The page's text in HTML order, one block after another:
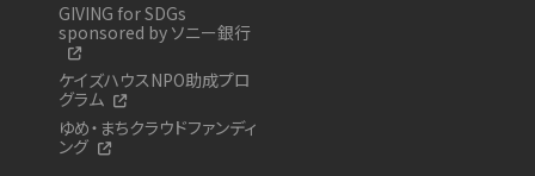
GIVING for SDGs
sponsored by ソニー銀行
ケイズハウスNPO助成プロ
グラム
ゆめ・まちクラウドファンディ
ング